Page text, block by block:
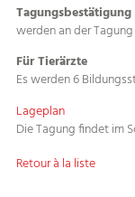
werden an der
Für Tierärzte
Es werden 6
Lageplan
Die Tagung findet im
Retour à la liste